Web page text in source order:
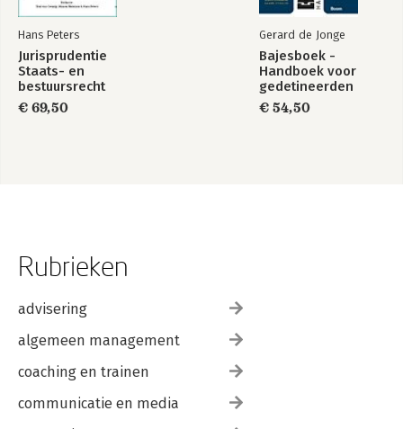
Hans Peters
Jurisprudentie
Staats- en
bestuursrecht
1849-2025
€ 69,50
Gerard de Jonge
Bajesboek -
Handboek voor
gedetineerden
€ 54,50
Rubrieken
advisering
algemeen management
coaching en trainen
communicatie en media